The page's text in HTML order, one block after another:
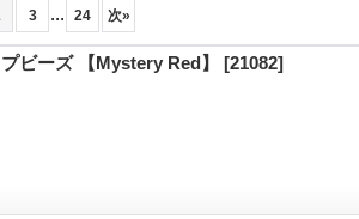
3 ... 24 次»
ビーズ 【Mystery Red】 [21082]